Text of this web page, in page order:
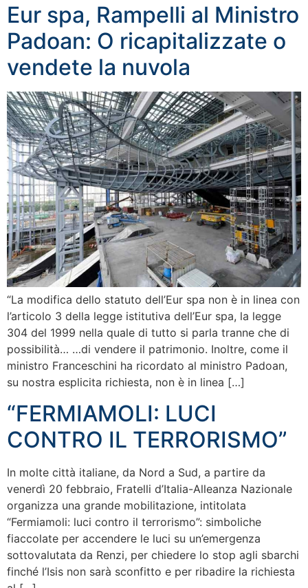
Eur spa, Rampelli al Ministro
Padoan: O ricapitalizzate o
vendete la nuvola
“La modifica dello statuto dell’Eur spa non è in linea con
l’articolo 3 della legge istitutiva dell’Eur spa, la legge
304 del 1999 nella quale di tutto si parla tranne che di
possibilità… …di vendere il patrimonio. Inoltre, come il
ministro Franceschini ha ricordato al ministro Padoan,
su nostra esplicita richiesta, non è in linea […]
“FERMIAMOLI: LUCI
CONTRO IL TERRORISMO”
In molte città italiane, da Nord a Sud, a partire da
venerdì 20 febbraio, Fratelli d’Italia-Alleanza Nazionale
organizza una grande mobilitazione, intitolata
“Fermiamoli: luci contro il terrorismo”: simboliche
fiaccolate per accendere le luci su un’emergenza
sottovalutata da Renzi, per chiedere lo stop agli sbarchi
finché l’Isis non sarà sconfitto e per ribadire la richiesta